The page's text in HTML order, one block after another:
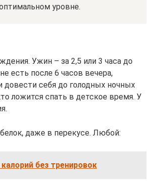
уровне.
Ужин – за 2,5 или 3 часа до
есть после 6 часов вечера,
довести себя до голодных ночных
ложится спать в детское время. У
даже в перекусе. Любой:
без тренировок